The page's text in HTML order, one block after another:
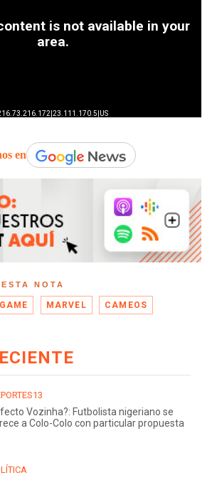
en
NOTA
MARVEL CAMEOS
Vozinha?: Futbolista nigeriano se
a Colo-Colo con particular propuesta